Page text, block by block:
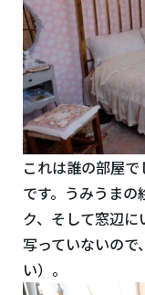
これは誰の部屋
です。うみうま
ク、そして窓辺
写っていないので
い）。